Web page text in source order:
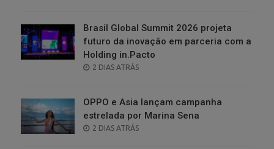
Brasil Global Summit 2026 projeta
futuro da inovação em parceria com a
Holding in.Pacto
POSTED
2 DIAS ATRÁS
OPPO e Asia lançam campanha
estrelada por Marina Sena
POSTED
2 DIAS ATRÁS